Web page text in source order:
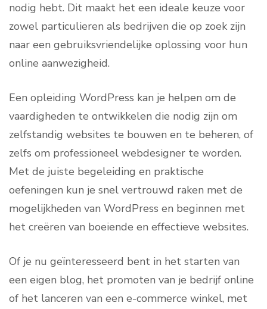
nodig hebt. Dit maakt het een ideale keuze voor
zowel particulieren als bedrijven die op zoek zijn
naar een gebruiksvriendelijke oplossing voor hun
online aanwezigheid.
Een opleiding WordPress kan je helpen om de
vaardigheden te ontwikkelen die nodig zijn om
zelfstandig websites te bouwen en te beheren, of
zelfs om professioneel webdesigner te worden.
Met de juiste begeleiding en praktische
oefeningen kun je snel vertrouwd raken met de
mogelijkheden van WordPress en beginnen met
het creëren van boeiende en effectieve websites.
Of je nu geïnteresseerd bent in het starten van
een eigen blog, het promoten van je bedrijf online
of het lanceren van een e-commerce winkel, met